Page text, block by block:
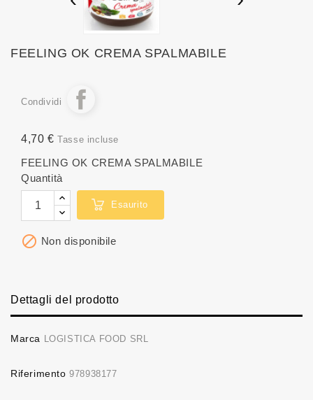
FEELING OK CREMA SPALMABILE
Condividi
4,70 € Tasse incluse
FEELING OK CREMA SPALMABILE
Quantità
Esaurito
 Non disponibile
Dettagli del prodotto
Marca LOGISTICA FOOD SRL
Riferimento 978938177